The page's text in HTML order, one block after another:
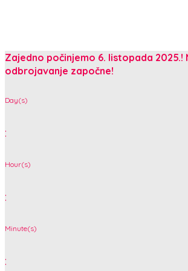
Zajedno počinjemo 6. listopada 2025.!
odbrojavanje započne!
Day(s)
:
Hour(s)
:
Minute(s)
: